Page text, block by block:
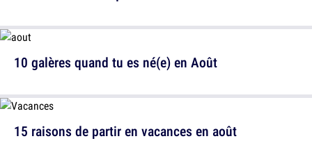
15 raisons de partir en vacances en août
10 galères quand tu es né(e) en Août